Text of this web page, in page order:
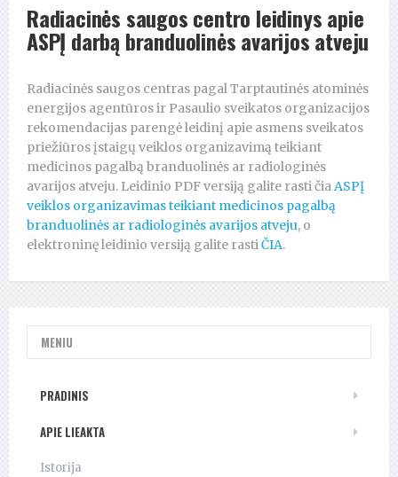
Radiacinės saugos centro leidinys apie
ASPĮ darbą branduolinės avarijos atveju
Radiacinės saugos centras pagal Tarptautinės atominės
energijos agentūros ir Pasaulio sveikatos organizacijos
rekomendacijas parengė leidinį apie asmens sveikatos
priežiūros įstaigų veiklos organizavimą teikiant
medicinos pagalbą branduolinės ar radiologinės
avarijos atveju. Leidinio PDF versiją galite rasti čiaASPĮ
veiklos organizavimas teikiant medicinos pagalbą
branduolinės ar radiologinės avarijos atveju, o
elektroninę leidinio versiją galite rastiČIA.
MENIU
PRADINIS
APIE LIEAKTA
Istorija